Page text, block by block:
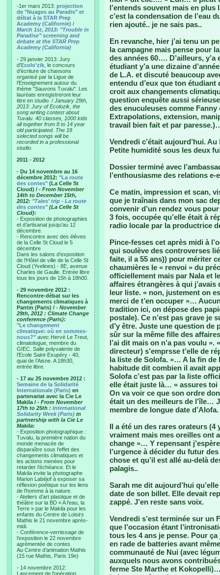
-1er mars 2013: projection
de "Nuages au Paradis" et
débat à la STAR Prep
Academy (Californie) /
March 1st, 2013: "Trouble in
Paradise" screening and
debate at the STAR Prep
Academy (California)
- 29 janvier 2013: Jury
d'Ecolo'zik , le concours
d'écriture de chansons
organisé par la Ligue de
l'Enseignement autour du
thème "Sauvons Tuvalu". Les
lauréats enregistreront leur
titre en studio. / January 29th,
2013: Jury of Ecolozik, the
song writing contest about
Tuvalu. 40 classes, 1000 kids
all together from 8 to 14 year
old participated. The 18
selected songs will be
recorded in a professional
studio.
2011 - 2012
- Du 14 novembre au 16
décembre 2012: "La route
des contes" (La Celle St
Cloud) / - From November
14th to December 15th,
2012: "Tales' trip - La route
des contes"(La Celle St
Cloud):
- Exposition de photographies
et d’artisanat jusqu’au 12
décembre.
- Rencontre avec des élèves
de la Celle St Cloud le 5
décembre
Dans les salons d’exposition
de l’Hôtel de ville de la Celle St
Cloud (Yvelines) - 8E, avenue
Charles de Gaulle. Entrée libre
tous les jours de 15h à 18h00.
- 29 novembre 2012 :
Rencontre-débat sur les
changements climatiques à
Pantin (Paris) / - November
29th, 2012 : Climate Change
conference (Paris):
"Le changement
climatique: où en sommes-
nous?" avec Hervé Le Treut,
climatologue, membre du
GIEC. Salle polyvalente de
l’Ecole Saint-Exupéry - 40,
quai de l’Aisne. A 18h30,
entrée libre.
- 17 au 25 novembre 2012 :
Semaine de la Solidarité
Internationale (Paris) en
partenariat avec la Cie Le
Makila / - From November
17th to 25th : International
Solidarity Week (Paris) in
partnership with la Cie Le
Makila:
- Exposition photographique :
Tuvalu, la première nation du
monde menacée de
disparaître sous l’effet des
changements climatiques et
les actions menées pour
retarder l’échéance. Et le
Makila invite la photographe
Marion Labéjof à exposer sa
réflexion poétique sur les liens
de l’homme à la nature.
- Ateliers d’art plastique et de
théâtre sur la BD « A l’eau, la
Terre » par le Makila pour les
enfants du Centre de Loisirs
Mathis le 21 novembre après-
midi.
- Conférence-vernissage de
l’exposition le 22 novembre
agrémentée de contes.
Au Centre d’animation Mathis
(15 rue Mathis, Paris 19e)
- 14 novembre 2012:
Lancement de l'opération
l’entends souvent mais en plus
c’est la condensation de l’eau
rien ajouté.. je ne sais pas..
En revanche, hier j’ai tenu un
la campagne mais pense pour
des années 60…. D’ailleurs,
étudiant y’a une dizaine
de L.A. et discuté beaucoup
entendu d’eux que ton
croit aux changements
question enquête aussi
des enuculeuses comme
Extrapolations, extension,
travail bien fait et par
Vendredi c’était aujourd’hui.
Petite humidité sous les deux
Dossier terminé avec
l’enthousiasme des relations
Ce matin, impression et scan,
que je traînais dans mon sac
convenir d’un rendez vous
3 fois, occupée qu’elle était à
radio locale par la productrice
Pince-fesses cet après midi à
qui soulève des controverses
faite, il a 55 ans)) pour mériter
chaumières le « renvoi » du
officiellement mais par Nala et
affaires étrangères à qui j’avais
leur liste. « non, justement on
merci de t’en occuper »…
tradition ici, on dépose des
postale). Ce n’est pas grave je
d’y être. Juste une question de
sûr sur la même fille des
l’ai dit mais on n’a pas voulu ».
directeur) s’emprsse t’elle de
la liste de Solofa. »… A la fin de
habitude dit combien il avait
Solofa c’est pas par la liste
elle était juste là… « assures
On va voir ce que son ordre
était un des meilleurs de l’île…
membre de longue date d’Alofa.
Il a été un des rares orateurs
vraiment mais mes oreilles ont
change »… Y repensant
l’urgence à décider du futur
chose et qu’il est allé au-delà
palagis..
Sarah me dit aujourd’hui
date de son billet. Elle devait
zappé. J’en reste sans voix.
Vendredi s’est terminée sur un
que l’occasion étant
tous les 4 ans je pense. Pour
en rade de batteries avant
communauté de Nui (avec
auxquels nous avons
ferme Ste Marthe et